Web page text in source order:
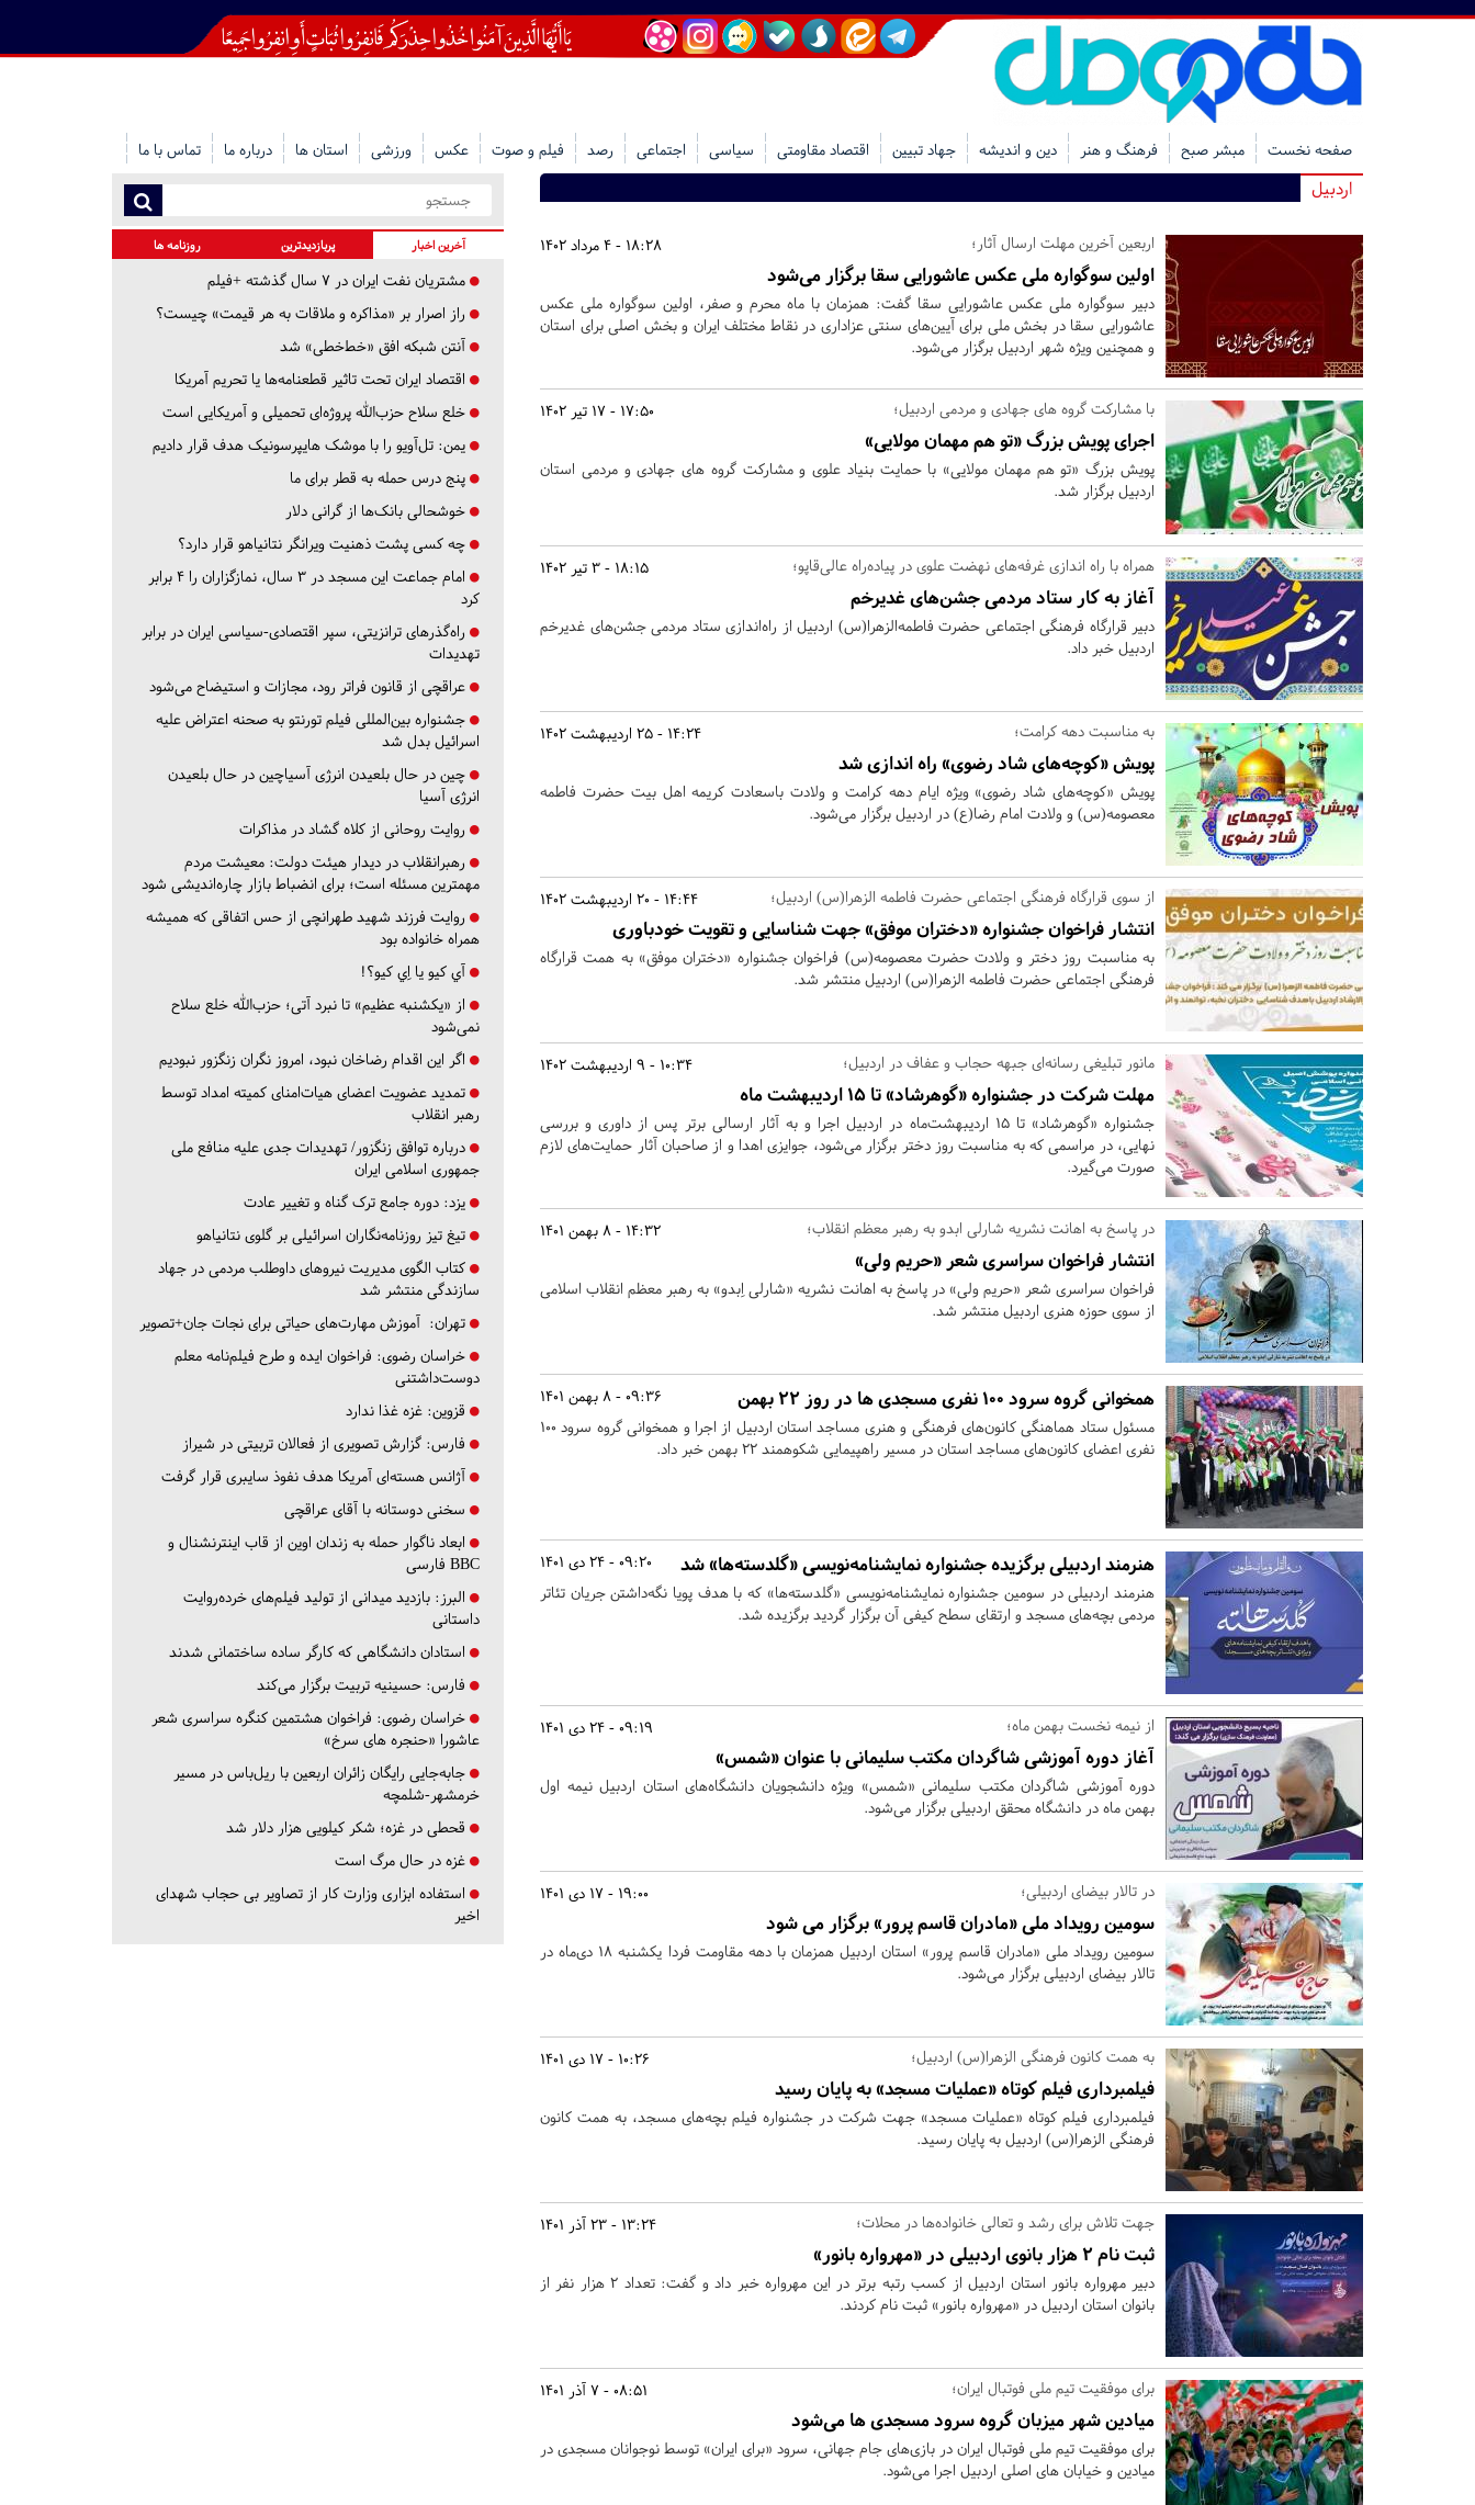
صفحه نخست مبشر صبح فرهنگ و هنر دین و اندیشه جهاد تبیین اقتصاد مقاومتی سیاسی اجتماعی رصد فیلم و صوت عکس ورزشی استان ها درباره ما تماس با ما
اردبیل
18:28 - 4 مرداد 1402 اربعین آخرین مهلت ارسال آثار؛
اولین سوگواره ملی عکس عاشورایی سقا برگزار می‌شود
دبیر سوگواره ملی عکس عاشورایی سقا گفت: همزمان با ماه محرم و صفر، اولین سوگواره ملی عکس
عاشورایی سقا در بخش ملی برای آیین‌های سنتی عزاداری در نقاط مختلف ایران و بخش اصلی برای استان
و همچنین ویژه شهر اردبیل برگزار می‌شود.
17:50 - 17 تیر 1402 با مشارکت گروه های جهادی و مردمی اردبیل؛
اجرای پویش بزرگ «تو هم مهمان مولایی»
پویش بزرگ «تو هم مهمان مولایی» با حمایت بنیاد علوی و مشارکت گروه های جهادی و مردمی استان
اردبیل برگزار شد.
18:15 - 3 تیر 1402 همراه با راه اندازی غرفه‌های نهضت علوی در پیاده‌راه عالی‌قاپو؛
آغاز به کار ستاد مردمی جشن‌های غدیرخم
دبیر قرارگاه فرهنگی اجتماعی حضرت فاطمه‌الزهرا(س) اردبیل از راه‌اندازی ستاد مردمی جشن‌های غدیرخم
اردبیل خبر داد.
14:24 - 25 اردیبهشت 1402 به مناسبت دهه کرامت؛
پویش «کوچه‌های شاد رضوی» راه اندازی شد
پویش «کوچه‌های شاد رضوی» ویژه ایام دهه کرامت و ولادت باسعادت کریمه اهل بیت حضرت فاطمه
معصومه(س) و ولادت امام رضا(ع) در اردبیل برگزار می‌شود.
14:44 - 20 اردیبهشت 1402 از سوی قرارگاه فرهنگی اجتماعی حضرت فاطمه الزهرا(س) اردبیل؛
انتشار فراخوان جشنواره «دختران موفق» جهت شناسایی و تقویت خودباوری
به مناسبت روز دختر و ولادت حضرت معصومه(س) فراخوان جشنواره «دختران موفق» به همت قرارگاه
فرهنگی اجتماعی حضرت فاطمه الزهرا(س) اردبیل منتشر شد.
10:34 - 9 اردیبهشت 1402 مانور تبلیغی رسانه‌ای جبهه حجاب و عفاف در اردبیل؛
مهلت شرکت در جشنواره «گوهرشاد» تا 15 اردیبهشت ماه
جشنواره «گوهرشاد» تا ۱۵ اردیبهشت‌ماه در اردبیل اجرا و به آثار ارسالی برتر پس از داوری و بررسی
نهایی، در مراسمی که به مناسبت روز دختر برگزار می‌شود، جوایزی اهدا و از صاحبان آثار حمایت‌های لازم
صورت می‌گیرد.
14:32 - 8 بهمن 1401 در پاسخ به اهانت نشریه شارلی ابدو به رهبر معظم انقلاب؛
انتشار فراخوان سراسری شعر «حریم ولی»
فراخوان سراسری شعر «حریم ولی» در پاسخ به اهانت نشریه «شارلی اِبدو» به رهبر معظم انقلاب اسلامی
از سوی حوزه هنری اردبیل منتشر شد.
09:36 - 8 بهمن 1401 همخوانی گروه سرود ۱۰۰ نفری مسجدی ها در روز 22 بهمن
مسئول ستاد هماهنگی کانون‌های فرهنگی و هنری مساجد استان اردبیل از اجرا و همخوانی گروه سرود ۱۰۰
نفری اعضای کانون‌های مساجد استان در مسیر راهپیمایی شکوهمند ۲۲ بهمن خبر داد.
09:20 - 24 دی 1401 هنرمند اردبیلی برگزیده جشنواره نمایشنامه‌نویسی «گلدسته‌ها» شد
هنرمند اردبیلی در سومین جشنواره نمایشنامه‌نویسی «گلدسته‌ها» که با هدف پویا نگه‌داشتن جریان تئاتر
مردمی بچه‌های مسجد و ارتقای سطح کیفی آن برگزار گردید برگزیده شد.
09:19 - 24 دی 1401 از نیمه نخست بهمن ماه؛
آغاز دوره آموزشی شاگردان مکتب سلیمانی با عنوان «شمس»
دوره آموزشی شاگردان مکتب سلیمانی «شمس» ویژه دانشجویان دانشگاه‌های استان اردبیل نیمه اول
بهمن ماه در دانشگاه محقق اردبیلی برگزار می‌شود.
19:00 - 17 دی 1401 در تالار بیضای اردبیلی؛
سومین رویداد ملی «مادران قاسم پرور» برگزار می شود
سومین رویداد ملی «مادران قاسم پرور» استان اردبیل همزمان با دهه مقاومت فردا یکشنبه ۱۸ دی‌ماه در
تالار بیضای اردبیلی برگزار می‌شود.
10:26 - 17 دی 1401 به همت کانون فرهنگی الزهرا(س) اردبیل؛
فیلمبرداری فیلم کوتاه «عملیات مسجد» به پایان رسید
فیلمبرداری فیلم کوتاه «عملیات مسجد» جهت شرکت در جشنواره فیلم بچه‌های مسجد، به همت کانون
فرهنگی الزهرا(س) اردبیل به پایان رسید.
13:24 - 23 آذر 1401 جهت تلاش برای رشد و تعالی خانواده‌ها در محلات؛
ثبت نام 2 هزار بانوی اردبیلی در «مهرواره بانور»
دبیر مهرواره بانور استان اردبیل از کسب رتبه برتر در این مهرواره خبر داد و گفت: تعداد ۲ هزار نفر از
بانوان استان اردبیل در «مهرواره بانور» ثبت نام کردند.
08:51 - 7 آذر 1401 برای موفقیت تیم ملی فوتبال ایران؛
میادین شهر میزبان گروه‌ سرود مسجدی ها می‌شود
برای موفقیت تیم ملی فوتبال ایران در بازی‌های جام جهانی، سرود «برای ایران» توسط نوجوانان مسجدی در
میادین و خیابان های اصلی اردبیل اجرا می‌شود.
آخرین اخبار پربازدیدترین روزنامه ها
مشتریان نفت ایران در ۷ سال گذشته +فیلم
راز اصرار بر «مذاکره و ملاقات به هر قیمت» چیست؟
آنتن شبکه افق «خط‌خطی» شد
اقتصاد ایران تحت تاثیر قطعنامه‌ها یا تحریم‌ آمریکا
خلع سلاح حزب‌الله پروژه‌ای تحمیلی و آمریکایی است
یمن: تل‌آویو را با موشک هایپرسونیک هدف قرار دادیم
پنج درس‌ حمله به قطر برای ما
خوشحالی بانک‌ها از گرانی دلار
چه کسی پشت ذهنیت ویرانگر نتانیاهو قرار دارد؟
امام جماعت این مسجد در ۳ سال، نمازگزاران را ۴ برابر
کرد
راه‌گذرهای ترانزیتی، سپر اقتصادی-سیاسی ایران در برابر
تهدیدات
عراقچی از قانون فراتر رود، مجازات و استیضاح می‌شود
جشنواره بین‌المللی فیلم تورنتو به صحنه اعتراض علیه
اسرائیل بدل شد
چین در حال بلعیدن انرژی آسیاچین در حال بلعیدن
انرژی آسیا
روایت روحانی از کلاه گشاد در مذاکرات
رهبرانقلاب در دیدار هیئت دولت: معیشت مردم
مهمترین مسئله است؛ برای انضباط بازار چاره‌اندیشی شود
روایت فرزند شهید طهرانچی از حس اتفاقی که همیشه
همراه خانواده بود
آي كيو يا اِي كيو؟!
از «یکشنبه عظیم» تا نبرد آتی؛ حزب‌الله خلع سلاح
نمی‌شود
اگر این اقدام رضاخان نبود، امروز نگران زنگزور نبودیم
تمدید عضویت اعضای هیات‌امنای کمیته امداد توسط
رهبر انقلاب
درباره توافق زنگزور/ تهدیدات جدی علیه منافع ملی
جمهوری اسلامی ایران
یزد: دوره جامع ترک گناه و تغییر عادت
تیغ تیز روزنامه‌نگاران اسرائیلی بر گلوی نتانیاهو
کتاب الگوی مدیریت نیروهای داوطلب مردمی در جهاد
سازندگی منتشر شد
تهران: آموزش مهارت‌های حیاتی برای نجات جان+تصویر
خراسان رضوی: فراخوان ایده و طرح فیلم‌نامه معلم
دوست‌داشتنی
قزوین: غزه غذا ندارد
فارس: گزارش تصویری از فعالان تربیتی در شیراز
آژانس هسته‌ای آمریکا هدف نفوذ سایبری قرار گرفت
سخنی دوستانه با آقای عراقچی
ابعاد ناگوار حمله به زندان اوین از قاب اینترنشنال و
BBC فارسی
البرز: بازدید میدانی از تولید فیلم‌های خرده‌روایت
داستانی
استادان دانشگاهی که کارگر ساده ساختمانی شدند
فارس: حسینیه تربیت برگزار می‌کند
خراسان رضوی: فراخوان هشتمین کنگره سراسری شعر
عاشورا «حنجره های سرخ»
جابه‌جایی رایگان زائران اربعین با ریل‌باس در مسیر
خرمشهر-شلمچه
قحطی در غزه؛ شکر کیلویی هزار دلار شد
غزه در حال مرگ است
استفاده ابزاری وزارت کار از تصاویر بی حجاب شهدای
اخیر